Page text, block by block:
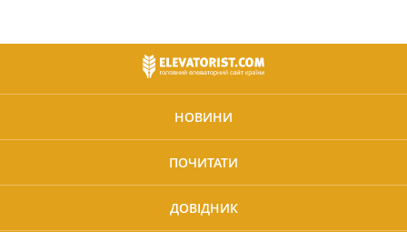
НОВИНИ
ПОЧИТАТИ
ДОВІДНИК